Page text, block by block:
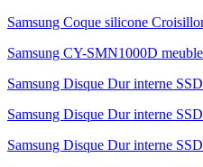
Samsung Coque silicone
Samsung CY-SMN1000D
Samsung Disque Dur interne
Samsung Disque Dur interne
Samsung Disque Dur interne